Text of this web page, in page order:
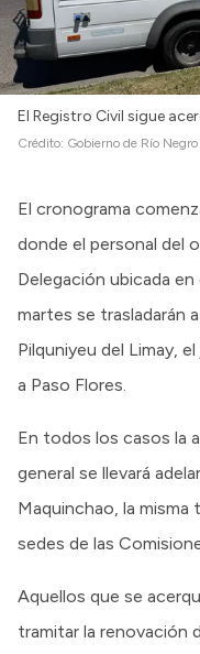
El Registro Civil sigue
Crédito: Gobierno de Río Negro
El cronograma
donde el personal del
Delegación ubicada
martes se trasladarán
Pilquniyeu del Limay,
a Paso Flores.
En todos los casos la
general se llevará
Maquinchao, la misma
sedes de las
Aquellos que se
tramitar la renovación